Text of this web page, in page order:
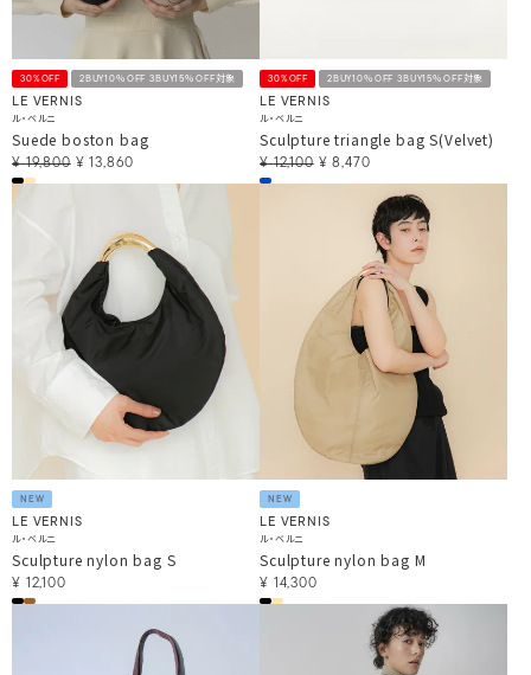
30%OFF 2BUY10％OFF 3BUY15％OFF対象
LE VERNIS
ル・ベルニ
Suede boston bag
¥ 19,800 ¥ 13,860
30%OFF 2BUY10％OFF 3BUY15％OFF対象
LE VERNIS
ル・ベルニ
Sculpture triangle bag S(Velvet)
¥ 12,100 ¥ 8,470
NEW
LE VERNIS
ル・ベルニ
Sculpture nylon bag S
¥ 12,100
NEW
LE VERNIS
ル・ベルニ
Sculpture nylon bag M
¥ 14,300